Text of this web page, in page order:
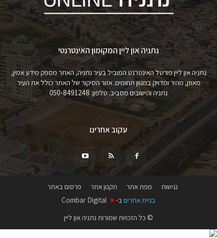
נתניה און ליין המקומון האינטרנטי
נתניה און ליין פורטל האינטרנט המוביל בעיר נתניה, האתר מספק מידע אמין,
מאוזן, מהיר ומדויק במגוון תחומים. אזור הסיקור של האתר כולל את העיר
נתניה והישובים מסביב. טלפון: 050-8491248
עקוב אחרינו
נגישות מפת אתר תקנון אתר
פרסום באתר
בניית אתרים ב- ♥
© כל הזכויות שמורות נתניה און ליין